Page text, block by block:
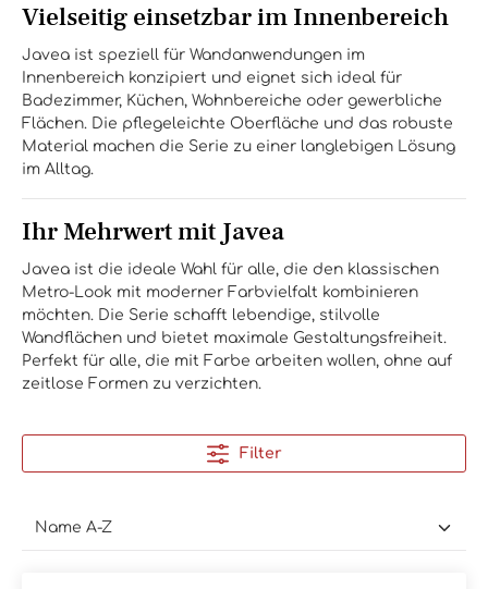
Vielseitig einsetzbar im Innenbereich
Javea ist speziell für Wandanwendungen im
Innenbereich konzipiert und eignet sich ideal für
Badezimmer, Küchen, Wohnbereiche oder gewerbliche
Flächen. Die pflegeleichte Oberfläche und das robuste
Material machen die Serie zu einer langlebigen Lösung
im Alltag.
Ihr Mehrwert mit Javea
Javea ist die ideale Wahl für alle, die den klassischen
Metro-Look mit moderner Farbvielfalt kombinieren
möchten. Die Serie schafft lebendige, stilvolle
Wandflächen und bietet maximale Gestaltungsfreiheit.
Perfekt für alle, die mit Farbe arbeiten wollen, ohne auf
zeitlose Formen zu verzichten.
Filter